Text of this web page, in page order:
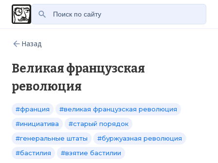
Назад
Великая французская
революция
#франция
#великая французская революция
#инициатива
#старый порядок
#генеральные штаты
#буржуазная революция
#бастилия
#взятие бастилии